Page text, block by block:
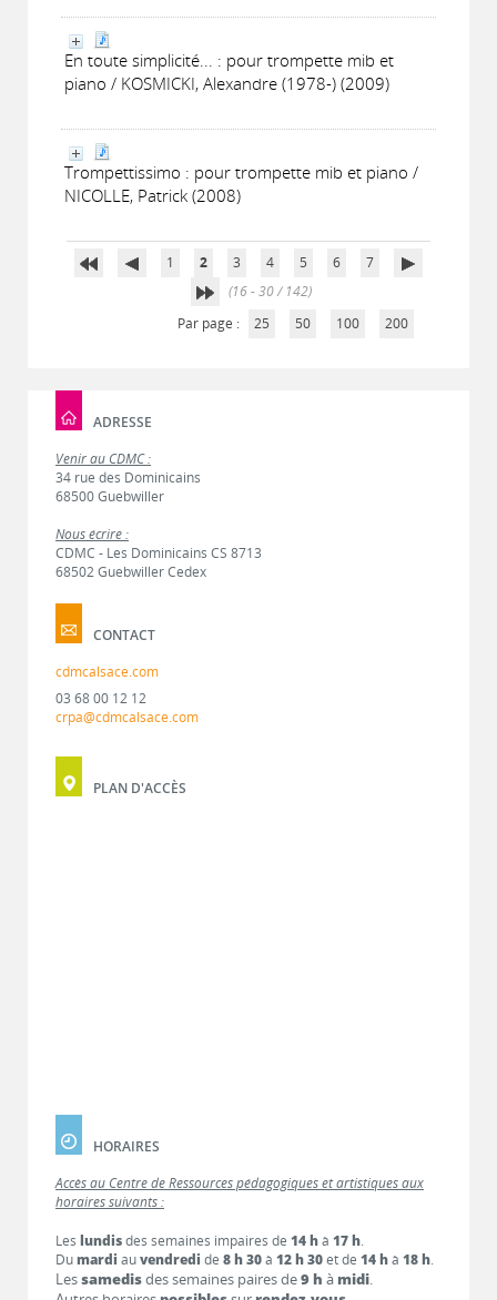
En toute simplicité... : pour trompette mib et
piano / KOSMICKI, Alexandre (1978-) (2009)
Trompettissimo : pour trompette mib et piano /
NICOLLE, Patrick (2008)
1 2 3 4 5 6
7
(16 - 30 / 142)
Par page :
25 50 100 200
ADRESSE
Venir au CDMC :
34 rue des Dominicains
68500 Guebwiller
Nous écrire :
CDMC - Les Dominicains CS 8713
68502 Guebwiller Cedex
CONTACT
cdmcalsace.com
03 68 00 12 12
crpa@cdmcalsace.com
PLAN D'ACCÈS
HORAIRES
Accès au Centre de Ressources pédagogiques et artistiques aux
horaires suivants :
Les lundisdes semaines impaires de 14 hà 17 h.
Dumardi auvendredi de 8 h 30à 12 h 30et de 14 hà 18 h.
Lessamedisdes semaines paires de9 h à midi.